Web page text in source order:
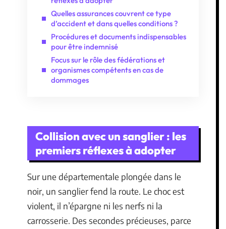
Quelles assurances couvrent ce type
d’accident et dans quelles conditions ?
Procédures et documents indispensables
pour être indemnisé
Focus sur le rôle des fédérations et
organismes compétents en cas de
dommages
Collision avec un sanglier : les
premiers réflexes à adopter
Sur une départementale plongée dans le
noir, un sanglier fend la route. Le choc est
violent, il n’épargne ni les nerfs ni la
carrosserie. Des secondes précieuses, parce